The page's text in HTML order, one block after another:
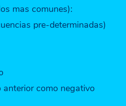
mas comunes):
pre-determinadas)
como negativo